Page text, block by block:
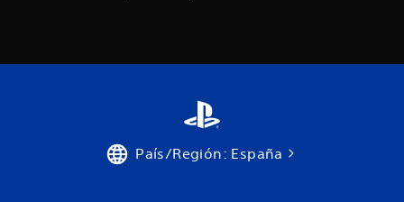
País/Región: España